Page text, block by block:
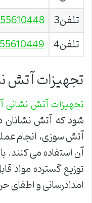
تلفن3
تلفن4
تجهیزات
تجهیزات آتش نشانی
شود که آتش نشانان
آتش سوزی، انجام
آن استفاده می
توزیع گسترده مواد
امدادرسانی و اطفای